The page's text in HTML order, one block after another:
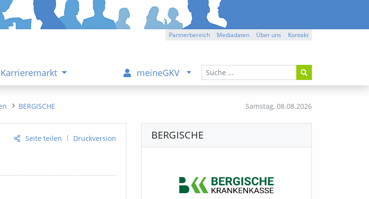
Partnerbereich Mediadaten Über uns Kontakt
Karrieremarkt meineGKV
Samstag, 08.08.2026
BERGISCHE
Seite teilen | Druckversion BERGISCHE